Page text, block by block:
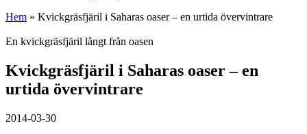
Hem » Kvickgräsfjäril i Saharas oaser – en urtida övervintrare
En kvickgräsfjäril långt från oasen
Kvickgräsfjäril i Saharas oaser – en
urtida övervintrare
2014-03-30